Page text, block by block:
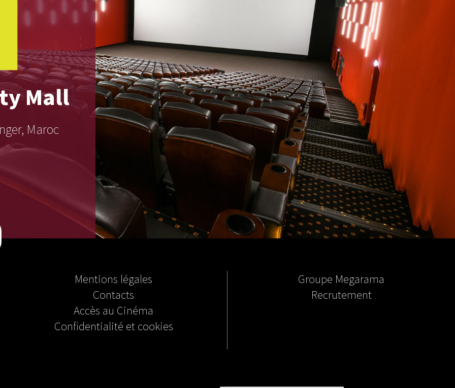
Mall
Maroc
Mentions légales
Contacts
Accès au Cinéma
Confidentialité et cookies
Groupe Megarama
Recrutement